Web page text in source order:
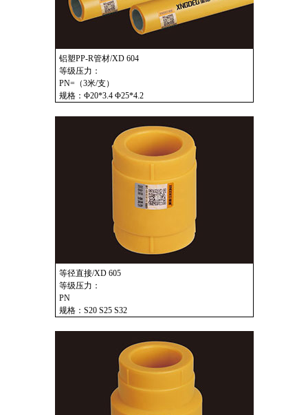
铝塑PP-R管材/XD 604
等级压力：
PN=（3米/支）
规格：Φ20*3.4 Φ25*4.2
等径直接/XD 605
等级压力：
PN
规格：S20 S25 S32